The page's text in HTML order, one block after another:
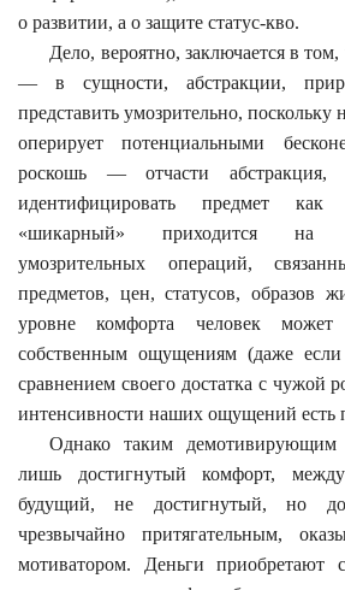
о развитии, а о защите статус-кво.
Дело, вероятно, заключается в том,
— в сущности, абстракции,
представить умозрительно,
оперирует потенциальными
роскошь — отчасти абстракция,
идентифицировать предмет
«шикарный» приходится на
умозрительных операций,
предметов, цен, статусов, образов
уровне комфорта человек
собственным ощущениям (даже
сравнением своего достатка с чужой
интенсивности наших ощущений есть
Однако таким демотивирующим
лишь достигнутый комфорт,
будущий, не достигнутый, но
чрезвычайно притягательным,
мотиватором. Деньги